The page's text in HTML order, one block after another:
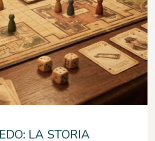
LA STORIA